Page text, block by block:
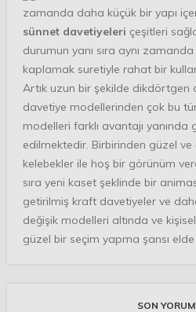
zamanda daha küçük bir yapı
sünnet davetiyeleri çeşitleri
durumun yanı sıra aynı
kaplamak suretiyle rahat bir
Artık uzun bir şekilde dikdörtgen
davetiye modellerinden çok bu
modelleri farklı avantajı yanında
edilmektedir. Birbirinden güzel ve
kelebekler ile hoş bir görünüm
sıra yeni kaset şeklinde bir
getirilmiş kraft davetiyeler ve
değişik modelleri altında ve
güzel bir seçim yapma şansı
SON